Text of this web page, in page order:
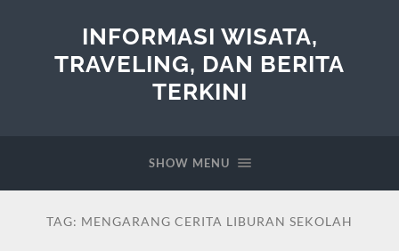
INFORMASI WISATA,
TRAVELING, DAN BERITA
TERKINI
SHOW MENU
TAG: MENGARANG CERITA LIBURAN SEKOLAH